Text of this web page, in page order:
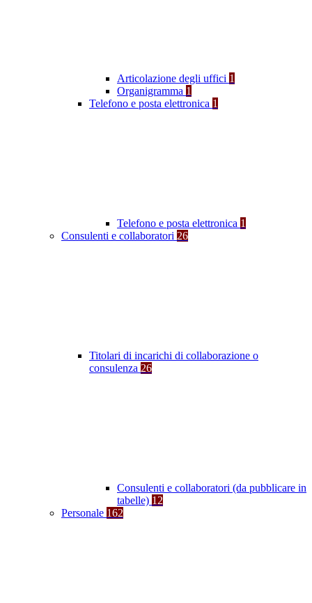
Articolazione degli uffici 1
Organigramma 1
Telefono e posta elettronica 1
Telefono e posta elettronica 1
Consulenti e collaboratori 26
Titolari di incarichi di collaborazione o
consulenza 26
Consulenti e collaboratori (da pubblicare in
tabelle) 12
Personale 162